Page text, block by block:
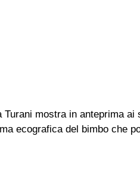
mostra in anteprima
ecografica del bimbo che